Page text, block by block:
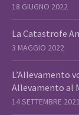
18 GIUGNO 2022
La Catastrofe
3 MAGGIO 2022
L’Allevamento
Allevamento al
14 SETTEMBRE 2021